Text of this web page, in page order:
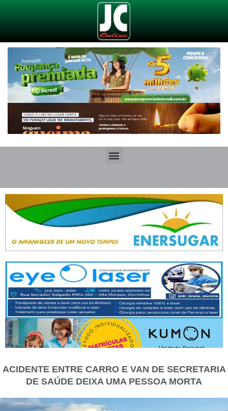
ACIDENTE ENTRE CARRO E VAN DE SECRETARIA
DE SAÚDE DEIXA UMA PESSOA MORTA